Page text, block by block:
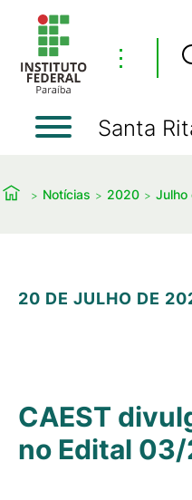
⋮
Santa
Notícias 2020 Julho
20 DE JULHO DE
CAEST
no Edital